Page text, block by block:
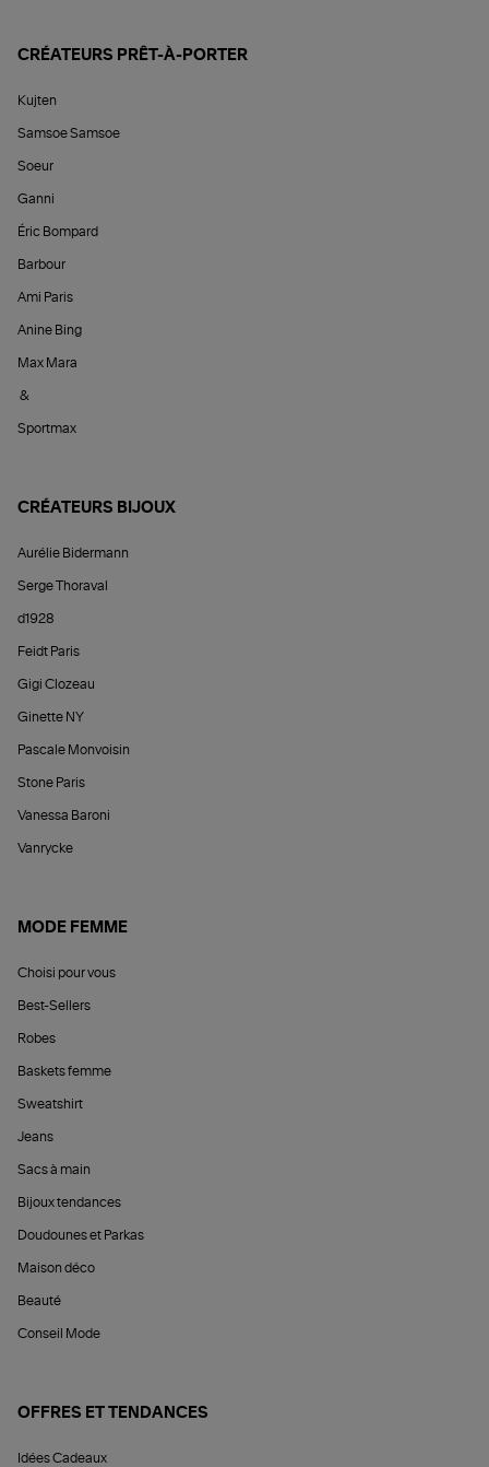
CRÉATEURS PRÊT-À-PORTER
Kujten
Samsoe Samsoe
Soeur
Ganni
Éric Bompard
Barbour
Ami Paris
Anine Bing
Max Mara
&
Sportmax
CRÉATEURS BIJOUX
Aurélie Bidermann
Serge Thoraval
d1928
Feidt Paris
Gigi Clozeau
Ginette NY
Pascale Monvoisin
Stone Paris
Vanessa Baroni
Vanrycke
MODE FEMME
Choisi pour vous
Best-Sellers
Robes
Baskets femme
Sweatshirt
Jeans
Sacs à main
Bijoux tendances
Doudounes et Parkas
Maison déco
Beauté
Conseil Mode
OFFRES ET TENDANCES
Idées Cadeaux